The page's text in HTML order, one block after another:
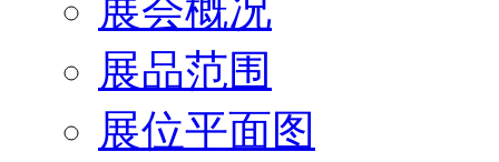
展会概况
展品范围
展位平面图